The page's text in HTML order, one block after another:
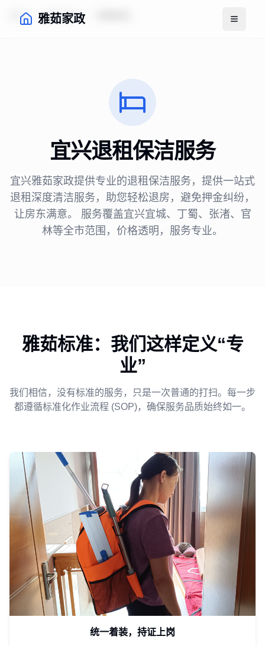
雅茹家政 打开菜
首页 服务项目
宜兴退租保洁服务
宜兴雅茹家政提供专业的退租保洁服务， 提供一站式
退租深度清洁服务，助您轻松退房，避免押金纠纷，
让房东满意。
服务覆盖宜兴宜城、丁蜀、张渚、官
林等全市范围，价格透明，服务专业。
雅茹标准：我们这样定义“专
业”
我们相信，没有标准的服务，只是一次普通的打扫。每一步
都遵循标准化作业流程 (SOP)，确保服务品质始终如一。
统一着装，持证上岗